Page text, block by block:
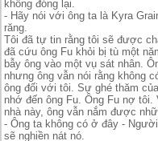
không đóng lại.
- Hãy nói với ông ta là Kyra
răng.
Tôi đã tự tin rằng tôi sẽ được
đã cứu ông Fu khỏi bị tù một
bẫy ông vào một vụ sát nhân.
nhưng ông vẫn nói rằng không
ông đối với tôi. Sự ghé thăm
nhớ đến ông Fu. Ông Fu nợ
nhà này, ông vẫn nắm được
- Ông ta không có ở đây -
sẽ nghiền nát nó.